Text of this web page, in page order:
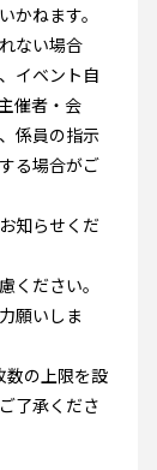
かねます。
ない場合
イベント自
催者・会
係員の指示
る場合がご
知らせくだ
ください。
願いしま
数の上限を設
了承くださ